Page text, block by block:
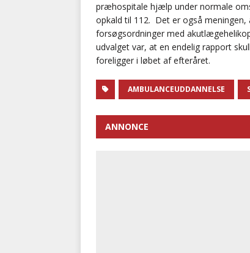
præhospitale hjælp under normale
opkald til 112. Det er også
forsøgsordninger med
udvalget var, at en endelig rapport
foreligger i løbet af efteråret.
AMBULANCEUDDANNELSE
ANNONCE